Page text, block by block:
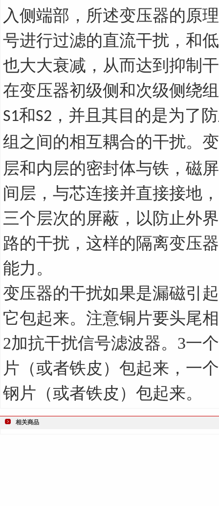
入侧端部，所述变压器的原
号进行过滤的直流干扰，和
也大大衰减，从而达到抑制
在变压器初级侧和次级侧绕
S1和S2 ，并且其目的是为了
组之间的相互耦合的干扰。
层和内层的密封体与铁，磁
间层，与芯连接并直接接地
三个层次的屏蔽，以防止外
路的干扰，这样的隔离变压
能力。
变压器的干扰如果是漏磁引
它包起来。注意铜片要头尾
2加抗干扰信号滤波器。 3一
片（或者铁皮）包起来，一
钢片（或者铁皮）包起来。
相关商品